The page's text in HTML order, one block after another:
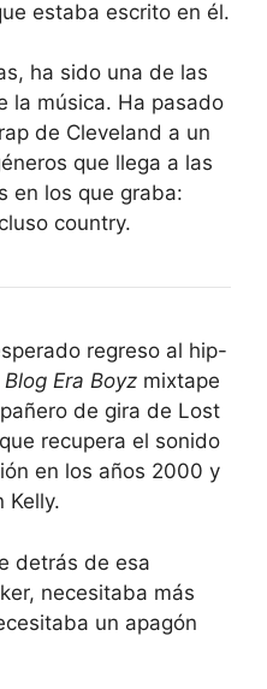
estaba escrito en él.
ha sido una de las
la música. Ha pasado
de Cleveland a un
que llega a las
en los que graba:
country.
regreso al hip-
Blog Era Boyz mixtape
de gira de Lost
recupera el sonido
en los años 2000 y
Kelly.
detrás de esa
necesitaba más
un apagón